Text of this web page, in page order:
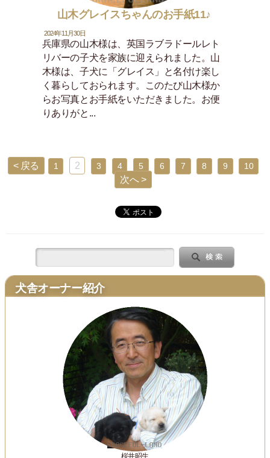
山木グレイスちゃんのお手紙11♪
2024年11月30日
兵庫県の山木様は、英国ラブラドールレト
リバーの子犬を家族に迎えられました。山
木様は、子犬に「グレイス」と名付け楽し
く暮らしておられます。このたび山木様か
らお写真とお手紙をいただきました。お便
りありがと...
< 戻る 1 2 3 4 5 6 7 8 9 10
次へ >
犬舎オーナー紹介
桜井昭生